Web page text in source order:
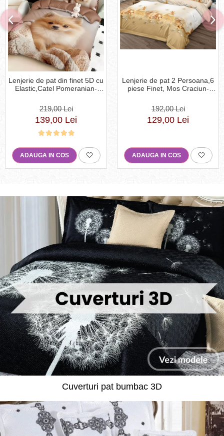
Lenjerie de pat din finet 5D cu
Elastic,Catel Pomeranian-
219,00 Lei
139,00 Lei
ADAUGA IN COS
Lenjerie de pat 2 Persoana,6
piese Finet, Mos Craciun-
192,00 Lei
129,00 Lei
ADAUGA IN COS
Cuverturi pat bumbac 3D